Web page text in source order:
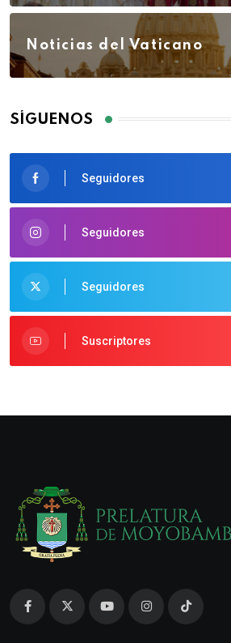
Noticias del Vaticano
SÍGUENOS
Seguidores
Seguidores
Seguidores
Suscriptores